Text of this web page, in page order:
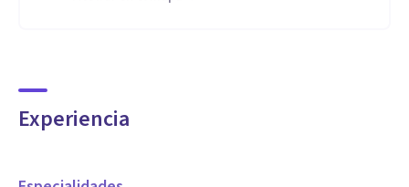
Experiencia